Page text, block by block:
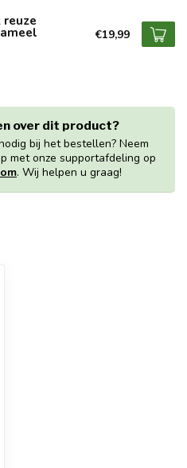
reuze
€19,99
over dit product?
bij het bestellen? Neem
met onze supportafdeling op
. Wij helpen u graag!